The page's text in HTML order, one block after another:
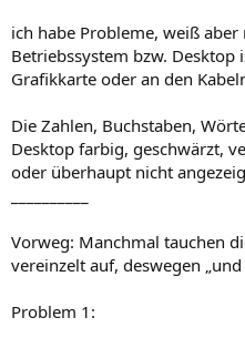
ich habe Probleme, weiß
Betriebssystem bzw.
Grafikkarte oder an den
Die Zahlen, Buchstaben,
Desktop farbig, geschwärzt,
oder überhaupt nicht
Vorweg: Manchmal tauchen
vereinzelt auf, deswegen „und
Problem 1: